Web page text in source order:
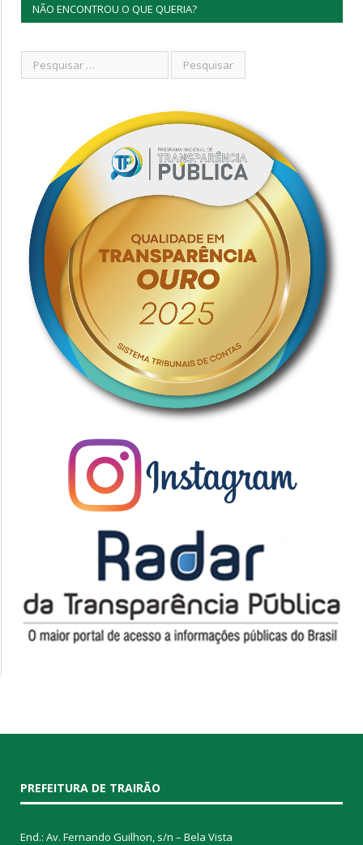
NÃO ENCONTROU O QUE QUERIA?
PREFEITURA DE TRAIRÃO
End.: Av. Fernando Guilhon, s/n – Bela Vista